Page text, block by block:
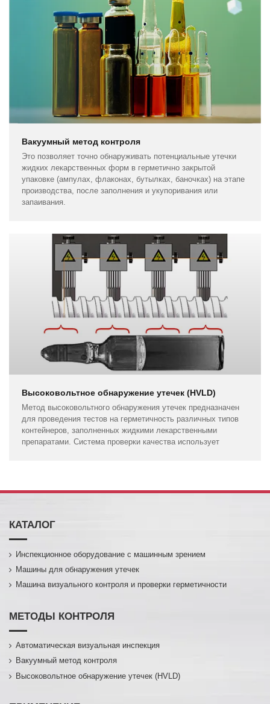
Вакуумный метод контроля
Это позволяет точно обнаруживать потенциальные утечки
жидких лекарственных форм в герметично закрытой
упаковке (ампулах, флаконах, бутылках, баночках) на этапе
производства, после заполнения и укупоривания или
запаивания.
Высоковольтное обнаружение утечек (HVLD)
Метод высоковольтного обнаружения утечек предназначен
для проведения тестов на герметичность различных типов
контейнеров, заполненных жидкими лекарственными
препаратами. Система проверки качества использует
КАТАЛОГ
Инспекционное оборудование с машинным зрением
Машины для обнаружения утечек
Машина визуального контроля и проверки герметичности
МЕТОДЫ КОНТРОЛЯ
Автоматическая визуальная инспекция
Вакуумный метод контроля
Высоковольтное обнаружение утечек (HVLD)